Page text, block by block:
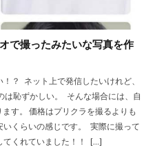
で撮ったみたいな写真を作
？ ネット上で発信したいけれど、
は恥ずかしい。 そんな場合には、自
す。 価格はプリクラを撮るよりも
くらいの感じです。 実際に撮って
てくれていました！！ […]